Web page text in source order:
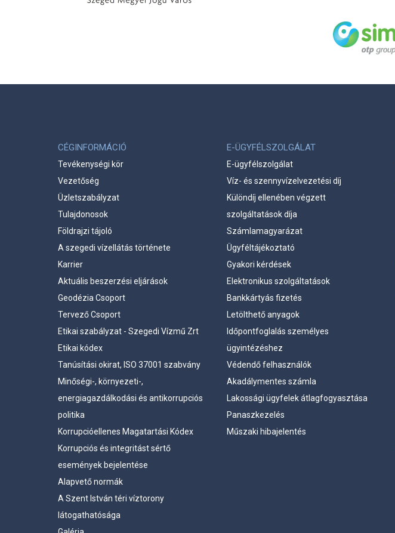
CÉGINFORMÁCIÓ
Tevékenységi kör
Vezetőség
Üzletszabályzat
Tulajdonosok
Földrajzi tájoló
A szegedi vízellátás története
Karrier
Aktuális beszerzési eljárások
Geodézia Csoport
Tervező Csoport
Etikai szabályzat - Szegedi Vízmű Zrt
Etikai kódex
Tanúsítási okirat, ISO 37001 szabvány
Minőségi-, környezeti-,
energiagazdálkodási és antikorrupciós
politika
Korrupcióellenes Magatartási Kódex
Korrupciós és integritást sértő
események bejelentése
Alapvető normák
A Szent István téri víztorony
látogathatósága
E-ÜGYFÉLSZOLGÁLAT
E-ügyfélszolgálat
Víz- és szennyvízelvezetési díj
Különdíj ellenében végzett
szolgáltatások díja
Számlamagyarázat
Ügyféltájékoztató
Gyakori kérdések
Elektronikus szolgáltatások
Bankkártyás fizetés
Letölthető anyagok
Időpontfoglalás személyes
ügyintézéshez
Védendő felhasználók
Akadálymentes számla
Lakossági ügyfelek átlagfogyasztása
Panaszkezelés
Műszaki hibajelentés